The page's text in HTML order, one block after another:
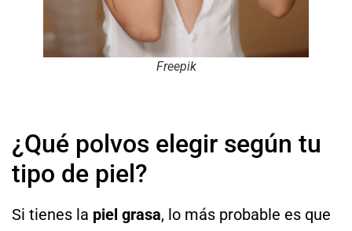
Freepik
¿Qué polvos elegir según tu
tipo de piel?
Si tienes la piel grasa, lo más probable es que